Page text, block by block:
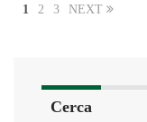
1 2 3 NEXT
Cerca